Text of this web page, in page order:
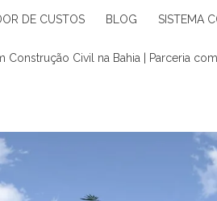
DE CUSTOS BLOG SISTEMA
Construção Civil na Bahia | Parceria